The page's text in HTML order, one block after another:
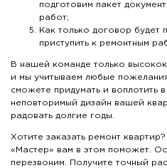
подготовим пакет
работ;
Как только договор
приступить к ремонтным
В нашей команде только
и мы учитываем любые
сможете придумать и воплотить
неповторимый дизайн вашей
радовать долгие годы.
Хотите заказать ремонт
«Мастер» вам в этом поможет.
перезвоним. Получите точный